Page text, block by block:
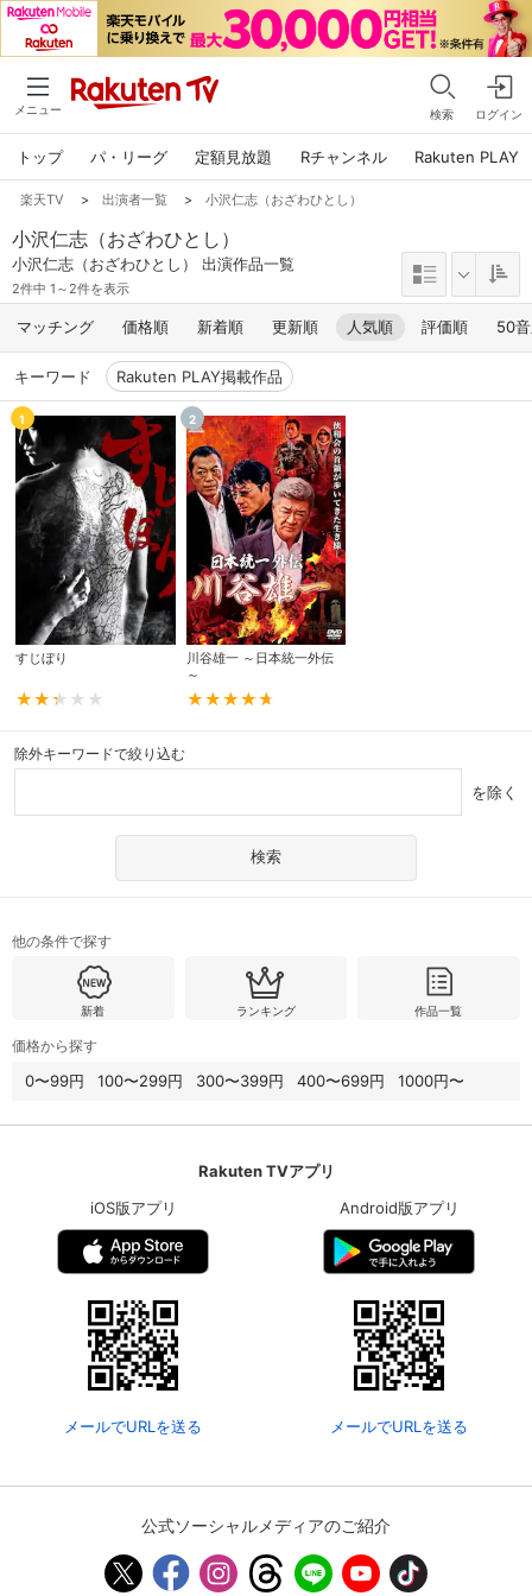
メニュー 検索 ログイン
トップ パ・リーグ 定額見放題 Rチャンネル Rakuten PLAY
楽天TV > 出演者一覧 > 小沢仁志（おざわひとし）
小沢仁志（おざわひとし）
小沢仁志（おざわひとし） 出演作品一覧
2件中 1～2件を表示
マッチング 価格順 新着順 更新順 人気順 評価順 50
キーワード Rakuten PLAY掲載作品
1
すじぼり
2
川谷雄一 ～日本統一外伝
～
除外キーワードで絞り込む
を除く
他の条件で探す
新着 ランキング 作品一覧
価格から探す
0〜99円 100〜299円 300〜399円 400〜699円 1000円〜
Rakuten TVアプリ
iOS版アプリ
メールでURLを送る
Android版アプリ
メールでURLを送る
公式ソーシャルメディアのご紹介